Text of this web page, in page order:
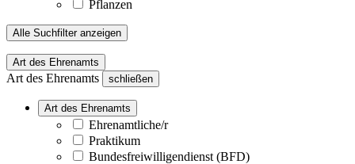
Pflanzen
Alle Suchfilter anzeigen
Art des Ehrenamts
Art des Ehrenamts schließen
Art des Ehrenamts
Ehrenamtliche/r
Praktikum
Bundesfreiwilligendienst (BFD)